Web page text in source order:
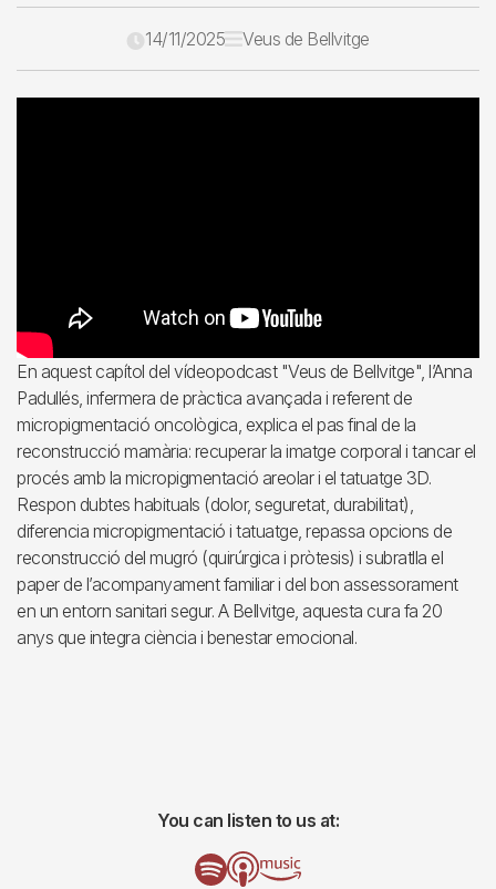
14/11/2025 Veus de Bellvitge
En aquest capítol del vídeopodcast "Veus de Bellvitge", l’Anna
Padullés, infermera de pràctica avançada i referent de
micropigmentació oncològica, explica el pas final de la
reconstrucció mamària: recuperar la imatge corporal i tancar el
procés amb la micropigmentació areolar i el tatuatge 3D.
Respon dubtes habituals (dolor, seguretat, durabilitat),
diferencia micropigmentació i tatuatge, repassa opcions de
reconstrucció del mugró (quirúrgica i pròtesis) i subratlla el
paper de l’acompanyament familiar i del bon assessorament
en un entorn sanitari segur. A Bellvitge, aquesta cura fa 20
anys que integra ciència i benestar emocional.
You can listen to us at: